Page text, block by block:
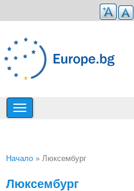
Премини към основното съдържание
Начало » Люксембург
Люксембург